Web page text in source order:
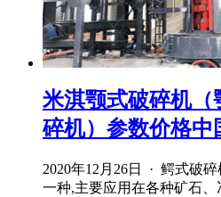
米淇颚式破碎机（
碎机）参数价格中
2020年12月26日 · 鳄式破
一种,主要应用在各种矿石、